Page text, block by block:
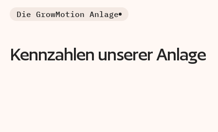
Die GrowMotion Anlage
Kennzahlen unserer Anlage